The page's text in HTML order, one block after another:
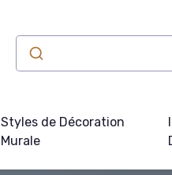
Styles de Décoration
Murale